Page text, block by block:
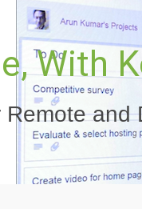
With
and